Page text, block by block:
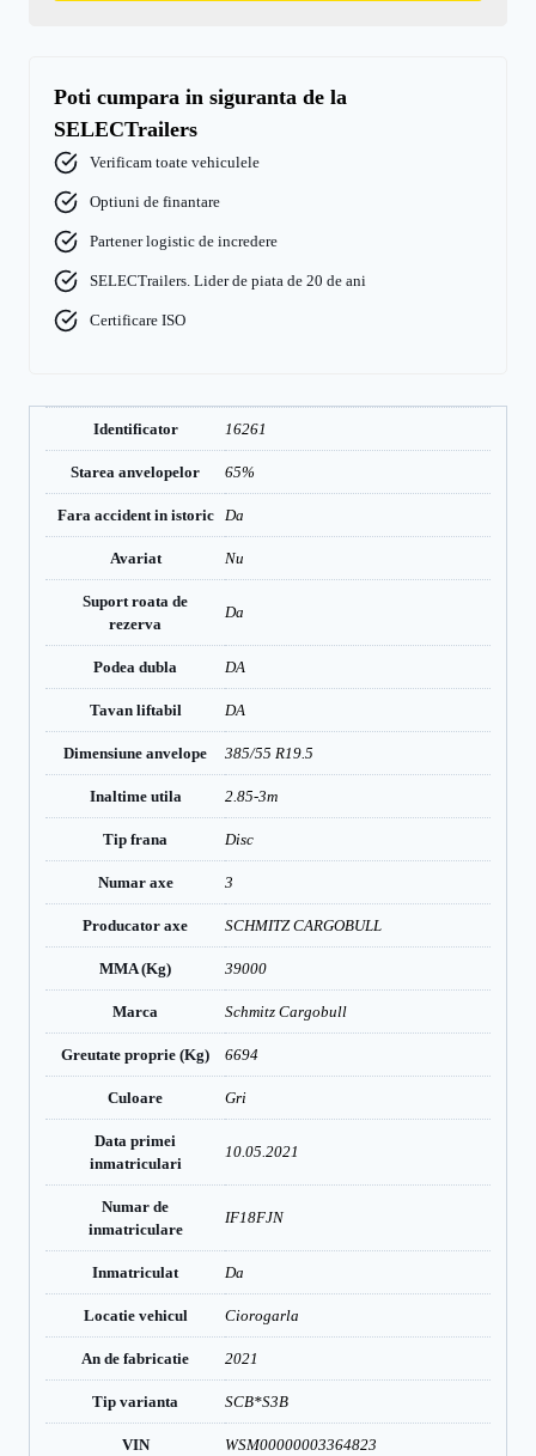
Poti cumpara in siguranta de la
SELECTrailers
Verificam toate vehiculele
Optiuni de finantare
Partener logistic de incredere
SELECTrailers. Lider de piata de 20 de ani
Certificare ISO
Identificator 16261
Starea anvelopelor 65%
Fara accident in istoric Da
Avariat Nu
Suport roata de
rezerva
Da
Podea dubla DA
Tavan liftabil DA
Dimensiune anvelope 385/55 R19.5
Inaltime utila 2.85-3m
Tip frana Disc
Numar axe 3
Producator axe SCHMITZ CARGOBULL
MMA (Kg) 39000
Marca Schmitz Cargobull
Greutate proprie (Kg) 6694
Culoare Gri
Data primei
inmatriculari
10.05.2021
Numar de
inmatriculare
IF18FJN
Inmatriculat Da
Locatie vehicul Ciorogarla
An de fabricatie 2021
Tip varianta SCB*S3B
VIN WSM00000003364823